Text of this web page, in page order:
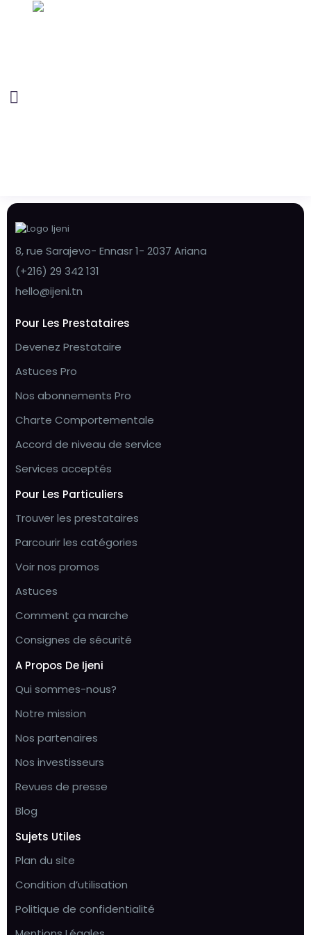
8, rue Sarajevo- Ennasr 1- 2037 Ariana
(+216) 29 342 131
hello@ijeni.tn
Pour Les Prestataires
Devenez Prestataire
Astuces Pro
Nos abonnements Pro
Charte Comportementale
Accord de niveau de service
Services acceptés
Pour Les Particuliers
Trouver les prestataires
Parcourir les catégories
Voir nos promos
Astuces
Comment ça marche
Consignes de sécurité
A Propos De Ijeni
Qui sommes-nous?
Notre mission
Nos partenaires
Nos investisseurs
Revues de presse
Blog
Sujets Utiles
Plan du site
Condition d’utilisation
Politique de confidentialité